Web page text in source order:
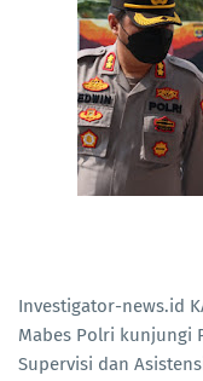
Investigator-news.id
Mabes Polri kunjungi
Supervisi dan